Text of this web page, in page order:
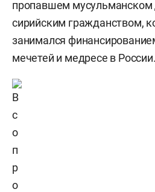
пропавшем мусульманском
сирийским гражданством,
занимался
мечетей и медресе в России.